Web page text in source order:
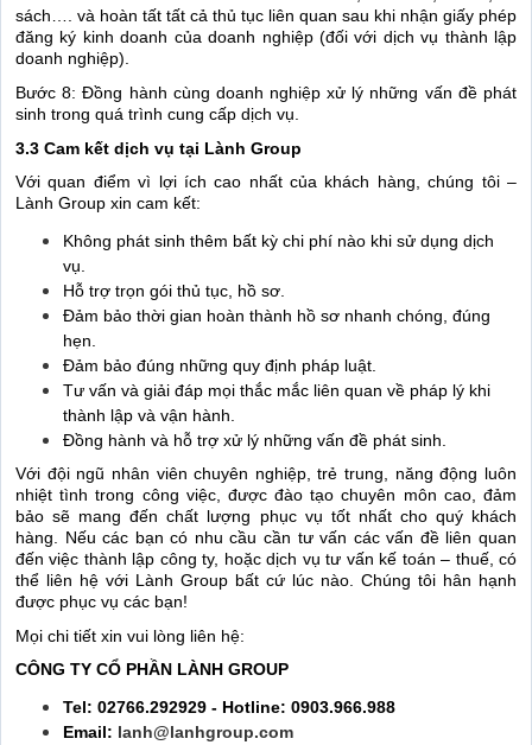
sách…. và hoàn tất tất cả thủ tục liên quan sau khi nhận giấy phép
đăng ký kinh doanh của doanh nghiệp (đối với dịch vụ thành lập
doanh nghiệp).
Bước 8: Đồng hành cùng doanh nghiệp xử lý những vấn đề phát
sinh trong quá trình cung cấp dịch vụ.
3.3 Cam kết dịch vụ tại Lành Group
Với quan điểm vì lợi ích cao nhất của khách hàng, chúng tôi –
Lành Group xin cam kết:
Không phát sinh thêm bất kỳ chi phí nào khi sử dụng dịch
vụ.
Hỗ trợ trọn gói thủ tục, hồ sơ.
Đảm bảo thời gian hoàn thành hồ sơ nhanh chóng, đúng
hẹn.
Đảm bảo đúng những quy định pháp luật.
Tư vấn và giải đáp mọi thắc mắc liên quan về pháp lý khi
thành lập và vận hành.
Đồng hành và hỗ trợ xử lý những vấn đề phát sinh.
Với đội ngũ nhân viên chuyên nghiệp, trẻ trung, năng động luôn
nhiệt tình trong công việc, được đào tạo chuyên môn cao, đảm
bảo sẽ mang đến chất lượng phục vụ tốt nhất cho quý khách
hàng. Nếu các bạn có nhu cầu cần tư vấn các vấn đề liên quan
đến việc thành lập công ty, hoặc dịch vụ tư vấn kế toán – thuế, có
thể liên hệ với Lành Group bất cứ lúc nào. Chúng tôi hân hạnh
được phục vụ các bạn!
Mọi chi tiết xin vui lòng liên hệ:
CÔNG TY CỔ PHẦN LÀNH GROUP
Tel: 02766.292929 - Hotline: 0903.966.988
Email: lanh@lanhgroup.com